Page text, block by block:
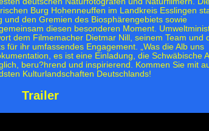
Burg Hohenneuffen im Landkreis Esslingen
und den Gremien des Biosphärengebiets sowie
diesen besonderen Moment.
dem Filmemacher Dietmar Nill, seinem Team und
für ihr umfassendes Engagement. „Was die Alb uns
es ist eine Einladung, die Schwäbische
beru?hrend und inspirierend. Kommen Sie mit
Kulturlandschaften Deutschlands!
Trailer